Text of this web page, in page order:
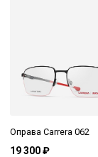
Оправа Carrera 062
19 300 ₽